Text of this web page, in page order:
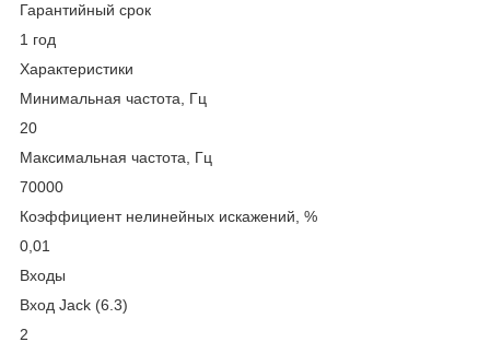
Гарантийный срок
1 год
Характеристики
Минимальная частота, Гц
20
Максимальная частота, Гц
70000
Коэффициент нелинейных искажений, %
0,01
Входы
Вход Jack (6.3)
2